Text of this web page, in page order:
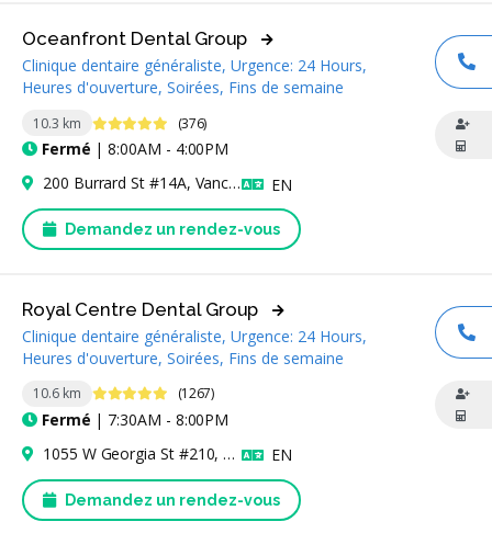
10.3 km 4.9 étoiles (376)
Fermé | 8:00AM - 4:00PM
Oceanfront Dental Group
Clinique dentaire généraliste, Urgence: 24 Hours,
Heures d'ouverture, Soirées, Fins de semaine
Demandez un rendez-vous
200 Burrard St #14A, Vancouver, BC V6C 3L6, Canada EN
10.6 km 4.9 étoiles (1267)
Fermé | 7:30AM - 8:00PM
Royal Centre Dental Group
Clinique dentaire généraliste, Urgence: 24 Hours,
Heures d'ouverture, Soirées, Fins de semaine
Demandez un rendez-vous
1055 W Georgia St #210, Vancouver, BC V6E 3P1, Canada EN